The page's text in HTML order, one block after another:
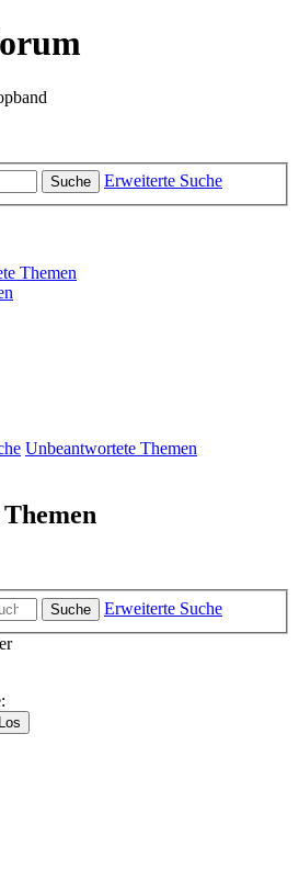
Suche Erweiterte Suche
Themen
Unbeantwortete Themen
Suche
Erweiterte Suche